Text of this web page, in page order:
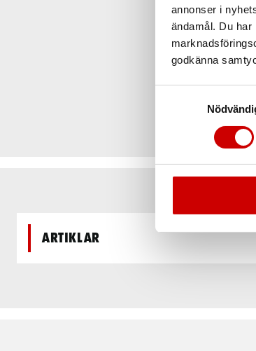
annonser i
ändamål. Du
godkänna
Artiklar